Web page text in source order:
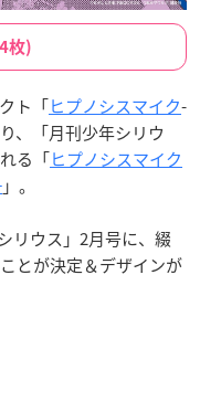
枚)
ト「ヒプノシスマイク-
、「月刊少年シリウ
る「ヒプノシスマイク
」。
リウス」2月号に、綴
とが決定＆デザインが